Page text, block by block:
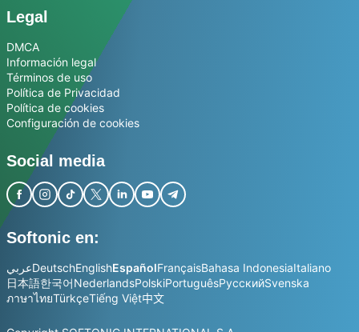
Legal
DMCA
Información legal
Términos de uso
Política de Privacidad
Política de cookies
Configuración de cookies
Social media
Softonic en:
عربيDeutschEnglishEspañolFrançaisBahasa IndonesiaItaliano
日本語한국어NederlandsPolskiPortuguêsРусскийSvenska
ภาษาไทยTürkçeTiếng Việt中文